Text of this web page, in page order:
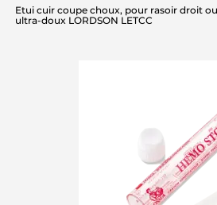
Etui cuir coupe choux, pour rasoir droit
ultra-doux LORDSON LETCC